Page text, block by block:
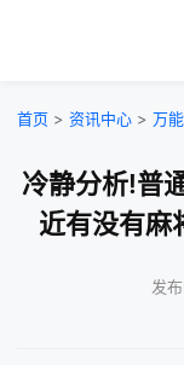
首页 > 资讯中心 > 万
冷静分析!普
近有没有麻
发